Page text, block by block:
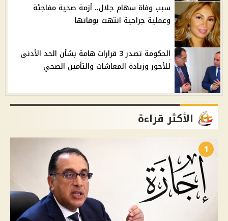
سبب وفاة سهام جلال.. أزمة صحية مفاجئة
وعملية جراحية انتهت بوفاتها
الحكومة تصدر 3 قرارات هامة بشأن الحد الأدنى
للأجور وزيادة المعاشات والتأمين الصحي
الأكثر قراءة
1